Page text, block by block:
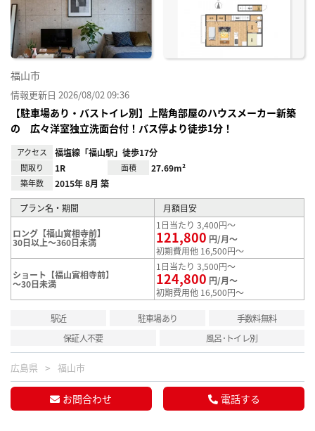
福山市
情報更新日 2026/08/02 09:36
【駐車場あり・バストイレ別】上階角部屋のハウスメーカー新築
の 広々洋室独立洗面台付！バス停より徒歩1分！
アクセス 福塩線「福山駅」徒歩17分
間取り 1R 面積 27.69m²
築年数 2015年 8月 築
プラン名・期間 月額目安
ロング【福山實相寺前】
30日以上～360日未満
1日当たり 3,400円～
121,800 円/月～
初期費用他 16,500円～
ショート【福山實相寺前】
～30日未満
1日当たり 3,500円～
124,800 円/月～
初期費用他 16,500円～
駅近 駐車場あり
手数料無料
保証人不要
風呂･トイレ別
広島県 福山市
お問合わせ 電話する